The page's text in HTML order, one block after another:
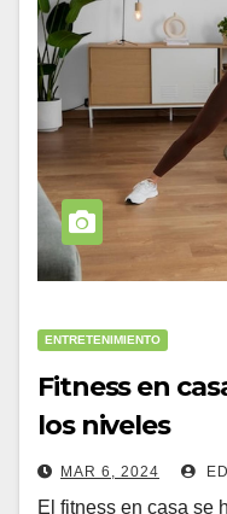
ENTRETENIMIENTO
Fitness en
los niveles
MAR 6, 2024
El fitness en casa se